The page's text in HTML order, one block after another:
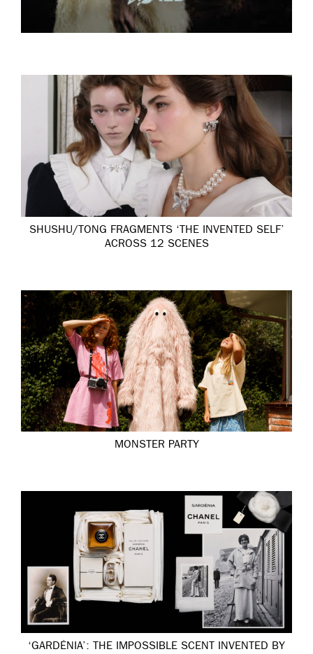
SHUSHU/TONG FRAGMENTS ‘THE INVENTED SELF’
ACROSS 12 SCENES
MONSTER PARTY
‘GARDÉNIA’: THE IMPOSSIBLE SCENT INVENTED BY